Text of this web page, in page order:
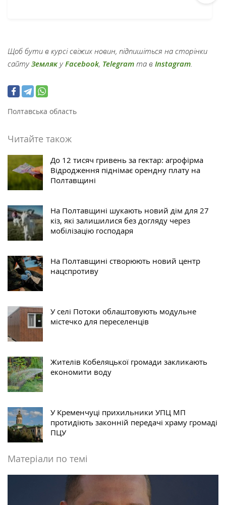
Щоб бути в курсі свіжих новин, підпишіться на сторінки
сайтуЗемлякуFacebook, Telegram та в Instagram.
Полтавська область
Читайте також
До 12 тисяч гривень за гектар: агрофірма
Відродження піднімає орендну плату на
Полтавщині
На Полтавщині шукають новий дім для 27
кіз, які залишилися без догляду через
мобілізацію господаря
На Полтавщині створюють новий центр
нацспротиву
У селі Потоки облаштовують модульне
містечко для переселенців
Жителів Кобеляцької громади закликають
економити воду
У Кременчуці прихильники УПЦ МП
протидіють законній передачі храму громаді
ПЦУ
Матеріали по темі